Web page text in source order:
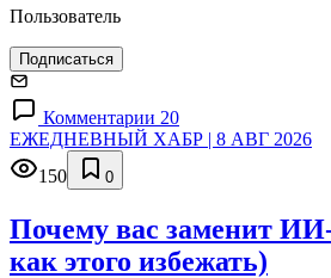
Пользователь
Подписаться
Комментарии 20
ЕЖЕДНЕВНЫЙ ХАБР | 8 АВГ 2026
150
0
Почему вас заменит
как этого избежать)